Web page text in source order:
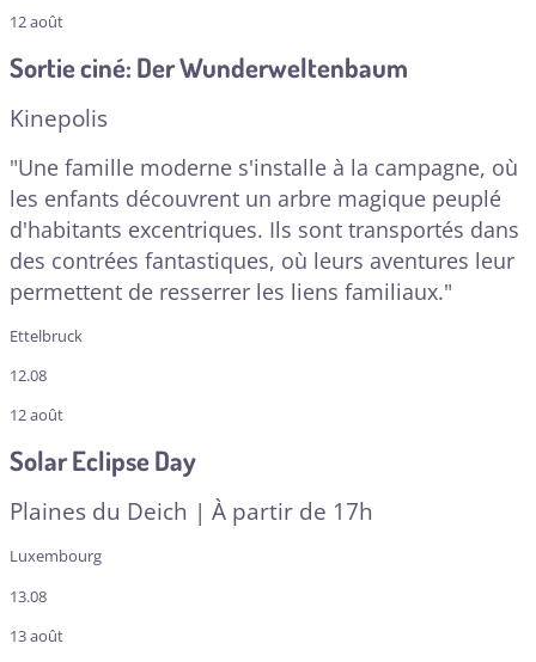
12 août
Sortie ciné: Der Wunderweltenbaum
Kinepolis
"Une famille moderne s'installe à la campagne, où
les enfants découvrent un arbre magique peuplé
d'habitants excentriques. Ils sont transportés dans
des contrées fantastiques, où leurs aventures leur
permettent de resserrer les liens familiaux."
Ettelbruck
12.08
12 août
Solar Eclipse Day
Plaines du Deich | À partir de 17h
Luxembourg
13.08
13 août